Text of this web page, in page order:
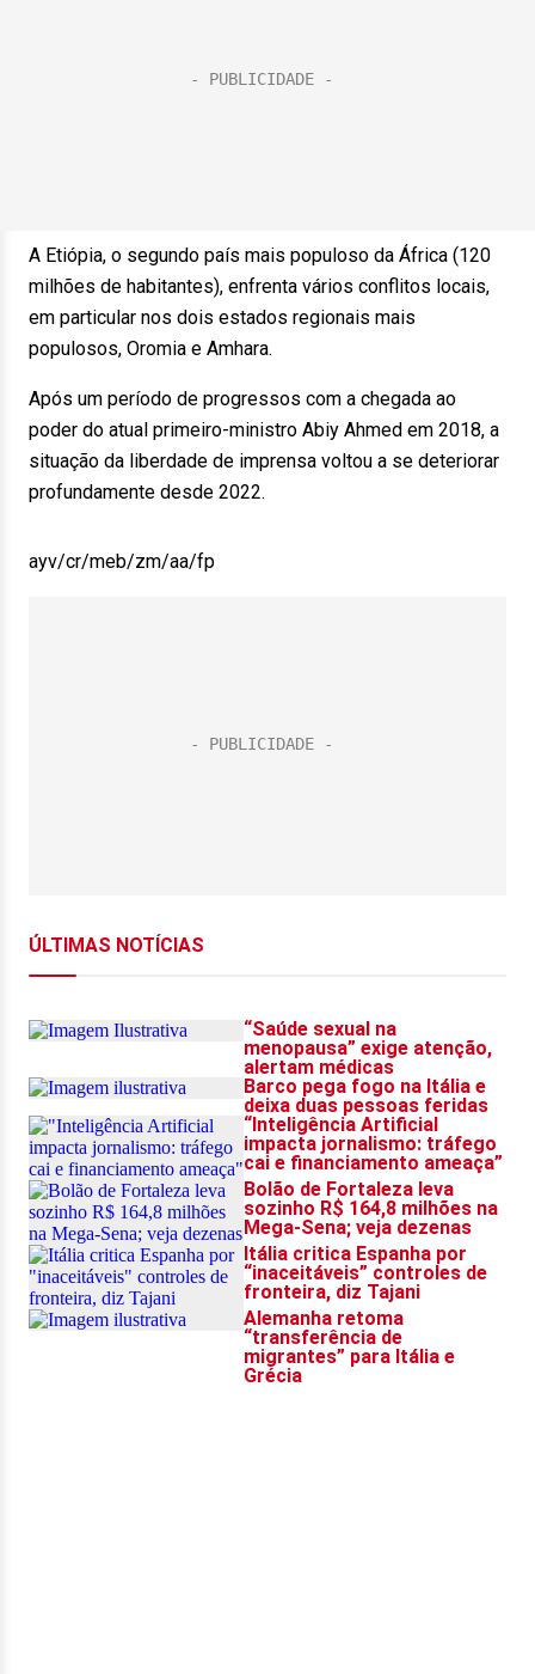
A Etiópia, o segundo país mais populoso da África (120
milhões de habitantes), enfrenta vários conflitos locais,
em particular nos dois estados regionais mais
populosos, Oromia e Amhara.
Após um período de progressos com a chegada ao
poder do atual primeiro-ministro Abiy Ahmed em 2018, a
situação da liberdade de imprensa voltou a se deteriorar
profundamente desde 2022.
ayv/cr/meb/zm/aa/fp